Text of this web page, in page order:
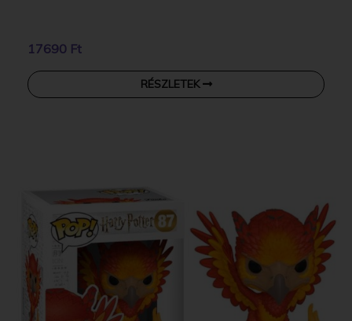
17690 Ft
RÉSZLETEK